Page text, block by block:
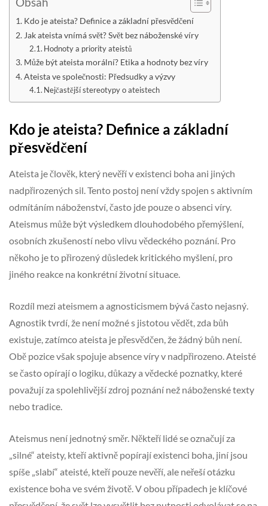
Kdo je ateista? Definice a základní přesvědčení
Jak ateista vnímá svět? Svět bez náboženské víry
Hodnoty a priority ateistů
Může být ateista morální? Etika a hodnoty bez víry
Ateista ve společnosti: Předsudky a výzvy
Nejčastější stereotypy o ateistech
Kdo je ateista? Definice a základní
přesvědčení
Ateista je člověk, který nevěří v existenci boha ani jiných
nadpřirozených sil. Tento postoj není vždy spojen s aktivním
odmítáním náboženství, často jde pouze o absenci víry.
Ateismus může být výsledkem dlouhodobého přemýšlení,
osobních zkušeností nebo vlivu vědeckého poznání. Pro
někoho je to přirozený důsledek kritického myšlení, pro
jiného reakce na konkrétní životní situace.
Rozdíl mezi ateismem a agnosticismem bývá často nejasný.
Agnostik tvrdí, že není možné s jistotou vědět, zda bůh
existuje, zatímco ateista je přesvědčen, že žádný bůh není.
Obě pozice však spojuje absence víry v nadpřirozeno. Ateisté
se často opírají o logiku, důkazy a vědecké poznatky, které
považují za spolehlivější zdroj poznání než náboženské texty
nebo tradice.
Ateismus není jednotný směr. Někteří lidé se označují za
„silné“ ateisty, kteří aktivně popírají existenci boha, jiní jsou
spíše „slabí“ ateisté, kteří pouze nevěří, ale neřeší otázku
existence boha ve svém životě. V obou případech je klíčové